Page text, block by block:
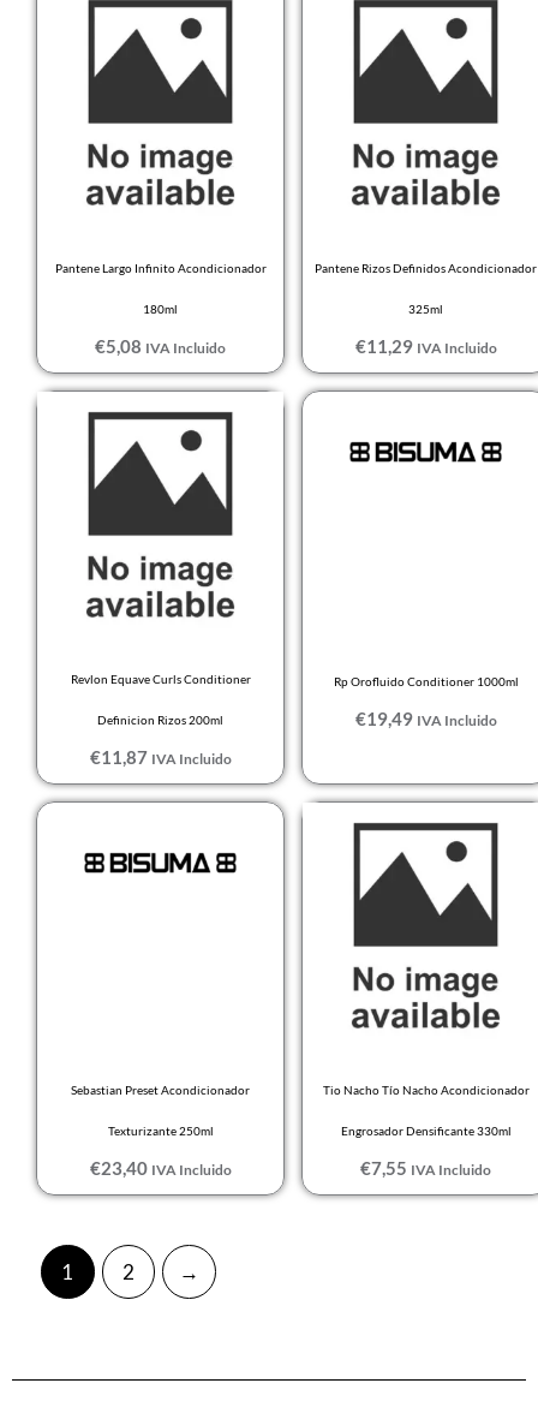
Pantene Largo Infinito Acondicionador
180ml
€5,08 IVA Incluido
Pantene Rizos Definidos Acondicionador
325ml
€11,29 IVA Incluido
Revlon Equave Curls Conditioner
Definicion Rizos 200ml
€11,87 IVA Incluido
Rp Orofluido Conditioner 1000ml
€19,49 IVA Incluido
Sebastian Preset Acondicionador
Texturizante 250ml
€23,40 IVA Incluido
Tio Nacho Tío Nacho Acondicionador
Engrosador Densificante 330ml
€7,55 IVA Incluido
1 2 →